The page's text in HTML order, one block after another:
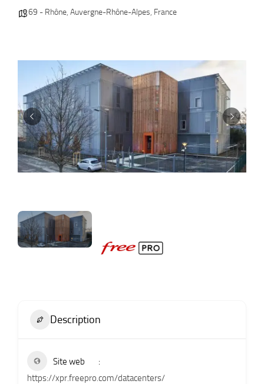
69 - Rhône, Auvergne-Rhône-Alpes, France
Description
Site web
https://xpr.freepro.com/datacenters/